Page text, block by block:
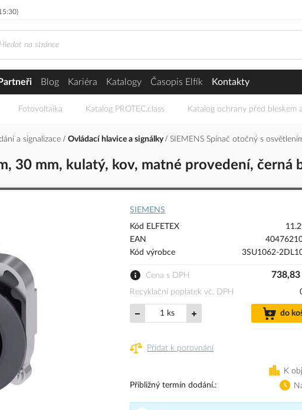
Partneři Blog Kariéra Katalogy Časopis Elfík Kontakty
Fotovoltaika Katalog PROTEC.class Katalog ochrany před bleskem
a signalizace Ovládací hlavice a signálky SIEMENS Spínač otočný s
30 mm, kulatý, kov, matné provedení, černá
SIEMENS
Kód ELFETEX
EAN
Kód výrobce
3SU1062-
Cena s DPH
Recyklační poplatek vč. DPH
ks do
Přidat k porovnání
K
Přibližný termín dodání.